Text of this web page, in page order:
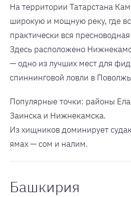
На территории Татарстана
широкую и мощную реку, где
практически вся
Здесь расположено
— одно из лучших мест для
спиннинговой ловли в
Популярные точки: районы
Заинска и Нижнекамска.
Из хищников доминирует
ямах — сом и налим.
Башкирия